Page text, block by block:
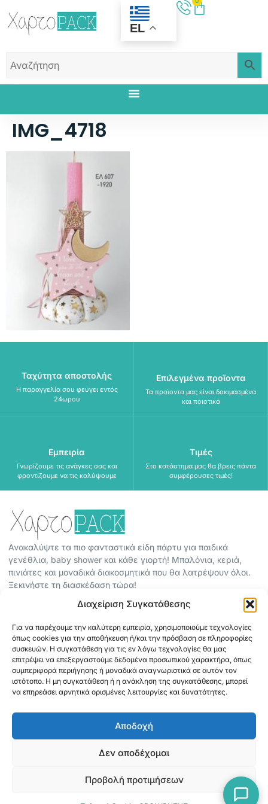
Διαχείριση Συγκατάθεσης
Για να παρέχουμε την καλύτερη εμπειρία, χρησιμοποιούμε τεχνολογίες
όπως cookies για την αποθήκευση ή/και την πρόσβαση σε πληροφορίες
συσκευών. Η συγκατάθεση για τις εν λόγω τεχνολογίες θα μας
επιτρέψει να επεξεργαστούμε δεδομένα προσωπικού χαρακτήρα, όπως
συμπεριφορά περιήγησης ή μοναδικά αναγνωριστικά σε αυτόν τον
ιστότοπο. Η μη συγκατάθεση ή η ανάκληση της συγκατάθεσης, μπορεί
να επηρεάσει αρνητικά ορισμένες λειτουργίες και δυνατότητες.
Αποδοχή
Δεν αποδέχομαι
Προβολή προτιμήσεων
EL
IMG_4718
Ταχύτητα αποστολής
Η παραγγελία σου φεύγει εντός
24ωρου
Επιλεγμένα προϊοντα
Τα προϊοντα μας είναι δοκιμασμένα
και ποιοτικά
Εμπειρία
Γνωρίζουμε τις ανάγκες σας και
φροντίζουμε να τις καλύψουμε
Τιμές
Στο κατάστημα μας θα βρεις πάντα
συμφέρουσες τιμές!
Ανακαλύψτε τα πιο φανταστικά είδη πάρτυ για παιδικά
γενέθλια, baby shower και κάθε γιορτή! Μπαλόνια, κεριά,
πινιάτες και μοναδικά διακοσμητικά που θα λατρέψουν όλοι.
Ξεκινήστε τη διασκέδαση τώρα!
ΟΡΟΙ ΧΡΗΣΗΣ
ΠΟΛΙΤΙΚΗ ΑΠΟΡΡΗΤΟΥ
ABOUT
ΕΠΙΚΟΙΝΩΝΙΑ
Copyright © 2026 Mediaspot.gr Κατασκευή ιστοσελίδων